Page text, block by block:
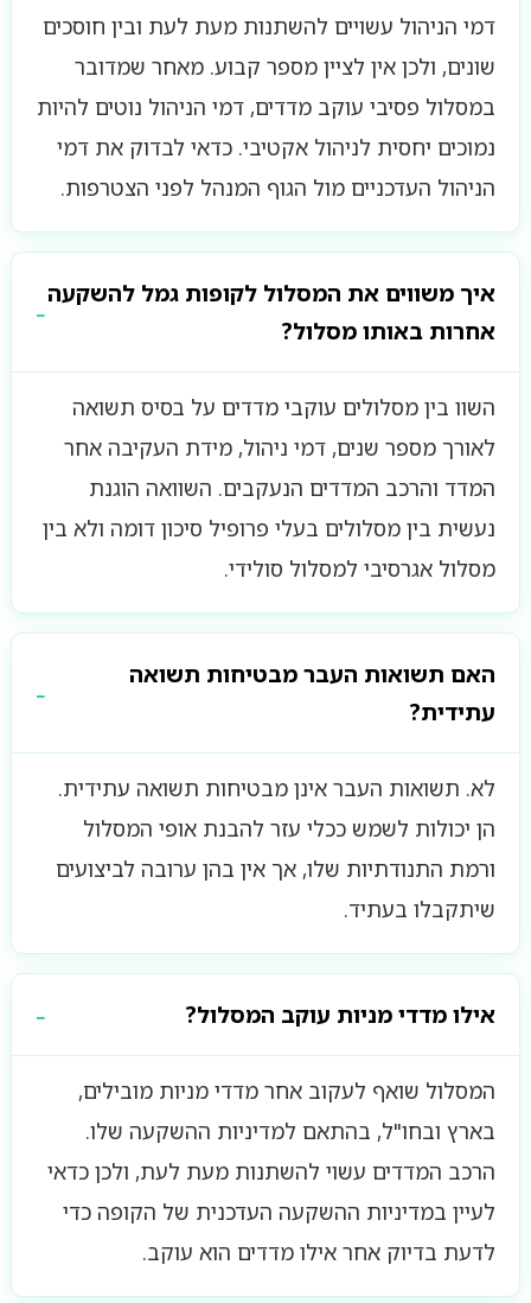
דמי הניהול עשויים להשתנות מעת לעת ובין חוסכים
שונים, ולכן אין לציין מספר קבוע. מאחר שמדובר
במסלול פסיבי עוקב מדדים, דמי הניהול נוטים להיות
נמוכים יחסית לניהול אקטיבי. כדאי לבדוק את דמי
הניהול העדכניים מול הגוף המנהל לפני הצטרפות.
איך משווים את המסלול לקופות גמל להשקעה
אחרות באותו מסלול?
השוו בין מסלולים עוקבי מדדים על בסיס תשואה
לאורך מספר שנים, דמי ניהול, מידת העקיבה אחר
המדד והרכב המדדים הנעקבים. השוואה הוגנת
נעשית בין מסלולים בעלי פרופיל סיכון דומה ולא בין
מסלול אגרסיבי למסלול סולידי.
האם תשואות העבר מבטיחות תשואה
עתידית?
לא. תשואות העבר אינן מבטיחות תשואה עתידית.
הן יכולות לשמש ככלי עזר להבנת אופי המסלול
ורמת התנודתיות שלו, אך אין בהן ערובה לביצועים
שיתקבלו בעתיד.
אילו מדדי מניות עוקב המסלול?
המסלול שואף לעקוב אחר מדדי מניות מובילים,
בארץ ובחו"ל, בהתאם למדיניות ההשקעה שלו.
הרכב המדדים עשוי להשתנות מעת לעת, ולכן כדאי
לעיין במדיניות ההשקעה העדכנית של הקופה כדי
לדעת בדיוק אחר אילו מדדים הוא עוקב.